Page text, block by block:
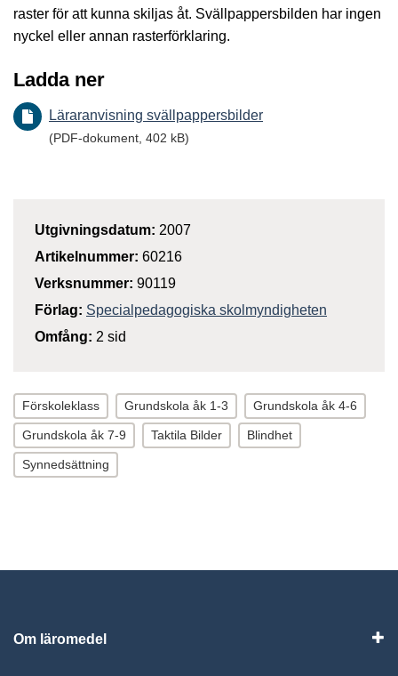
raster för att kunna skiljas åt. Svällpappersbilden har ingen
nyckel eller annan rasterförklaring.
Ladda ner
Läraranvisning svällpappersbilder
(PDF-dokument, 402 kB)
Utgivningsdatum: 2007
Artikelnummer: 60216
Verksnummer: 90119
Förlag: Specialpedagogiska skolmyndigheten
Omfång: 2 sid
Förskoleklass Grundskola åk 1-3 Grundskola åk 4-6
Grundskola åk 7-9 Taktila Bilder Blindhet
Synnedsättning
Om läromedel